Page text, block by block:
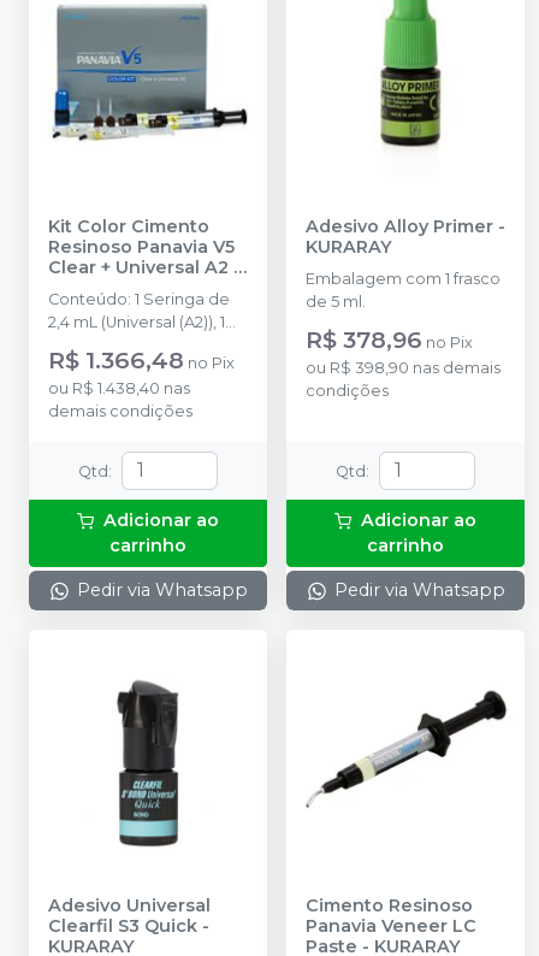
Kit Color Cimento
Resinoso Panavia V5
Clear + Universal A2 -
KURARAY
Conteúdo: 1 Seringa de
2,4 mL (Universal (A2)), 1
1 Pasta de Prova de 1,8
mL (Universal (A2)), 1 Pasta
de Prova de 1,8 mL
de 2 mL, 15 Pontas de
mistura, 1 Placa de
mistura
R$ 1.366,48 no Pix
ou R$ 1.438,40 nas
demais condições
Qtd:
Adicionar ao
carrinho
Pedir via Whatsapp
Adesivo Alloy Primer -
KURARAY
Embalagem com 1 frasco
de 5 ml.
R$ 378,96 no Pix
ou R$ 398,90 nas demais
condições
Qtd:
Adicionar ao
carrinho
Pedir via Whatsapp
Adesivo Universal
Clearfil S3 Quick -
KURARAY
Cimento Resinoso
Panavia Veneer LC
Paste - KURARAY